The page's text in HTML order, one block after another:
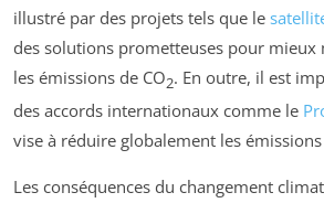
illustré par des projets tels que le
des solutions prometteuses pour
les émissions de CO2. En outre, il est
des accords internationaux comme le
vise à réduire globalement les émissions
Les conséquences du changement